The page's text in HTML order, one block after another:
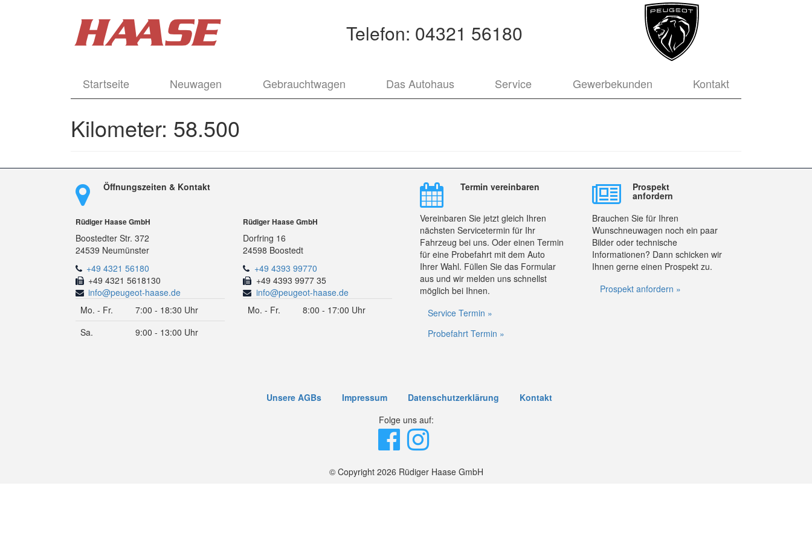
Telefon: 04321 56180
Startseite Neuwagen Gebrauchtwagen Das Autohaus Service Gewerbekunden Kontakt
Kilometer: 58.500
Öffnungszeiten & Kontakt
Rüdiger Haase GmbH
Boostedter Str. 372
24539 Neumünster
+49 4321 56180
+49 4321 5618130
info@peugeot-haase.de
Mo. - Fr.
7:00 - 18:30 Uhr
Sa.
9:00 - 13:00 Uhr
Rüdiger Haase GmbH
Dorfring 16
24598 Boostedt
+49 4393 99770
+49 4393 9977 35
info@peugeot-haase.de
Mo. - Fr.
8:00 - 17:00 Uhr
Termin vereinbaren
Vereinbaren Sie jetzt gleich Ihren
nächsten Servicetermin für Ihr
Fahrzeug bei uns. Oder einen Termin
für eine Probefahrt mit dem Auto
Ihrer Wahl. Füllen Sie das Formular
aus und wir melden uns schnellst
möglich bei Ihnen.
Service Termin »
Probefahrt Termin »
Prospekt
anfordern
Brauchen Sie für Ihren
Wunschneuwagen noch ein paar
Bilder oder technische
Informationen? Dann schicken wir
Ihnen gerne einen Prospekt zu.
Prospekt anfordern »
Unsere AGBs Impressum Datenschutzerklärung
Kontakt
Folge uns auf:
© Copyright 2026 Rüdiger Haase GmbH